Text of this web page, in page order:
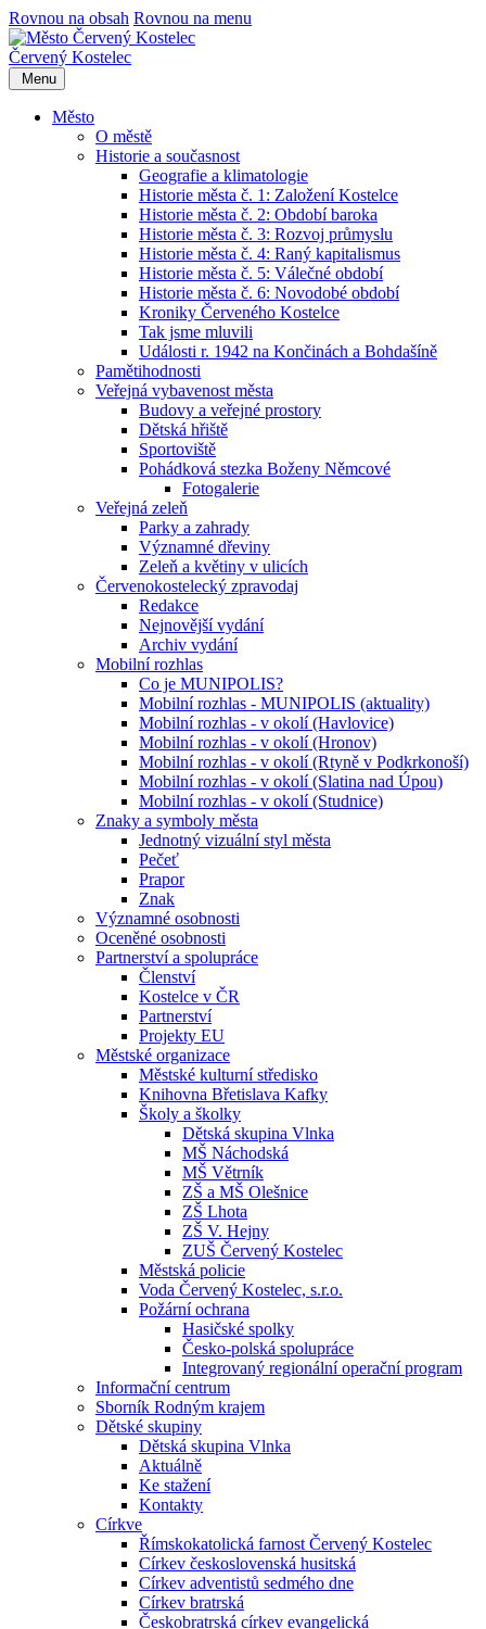
Rovnou na obsah Rovnou na menu
Červený Kostelec
Menu
Město
O městě
Historie a současnost
Geografie a klimatologie
Historie města č. 1: Založení Kostelce
Historie města č. 2: Období baroka
Historie města č. 3: Rozvoj průmyslu
Historie města č. 4: Raný kapitalismus
Historie města č. 5: Válečné období
Historie města č. 6: Novodobé období
Kroniky Červeného Kostelce
Tak jsme mluvili
Události r. 1942 na Končinách a Bohdašíně
Pamětihodnosti
Veřejná vybavenost města
Budovy a veřejné prostory
Dětská hřiště
Sportoviště
Pohádková stezka Boženy Němcové
Fotogalerie
Veřejná zeleň
Parky a zahrady
Významné dřeviny
Zeleň a květiny v ulicích
Červenokostelecký zpravodaj
Redakce
Nejnovější vydání
Archiv vydání
Mobilní rozhlas
Co je MUNIPOLIS?
Mobilní rozhlas - MUNIPOLIS (aktuality)
Mobilní rozhlas - v okolí (Havlovice)
Mobilní rozhlas - v okolí (Hronov)
Mobilní rozhlas - v okolí (Rtyně v Podkrkonoší)
Mobilní rozhlas - v okolí (Slatina nad Úpou)
Mobilní rozhlas - v okolí (Studnice)
Znaky a symboly města
Jednotný vizuální styl města
Pečeť
Prapor
Znak
Významné osobnosti
Oceněné osobnosti
Partnerství a spolupráce
Členství
Kostelce v ČR
Partnerství
Projekty EU
Městské organizace
Městské kulturní středisko
Knihovna Břetislava Kafky
Školy a školky
Dětská skupina Vlnka
MŠ Náchodská
MŠ Větrník
ZŠ a MŠ Olešnice
ZŠ Lhota
ZŠ V. Hejny
ZUŠ Červený Kostelec
Městská policie
Voda Červený Kostelec, s.r.o.
Požární ochrana
Hasičské spolky
Česko-polská spolupráce
Integrovaný regionální operační program
Informační centrum
Sborník Rodným krajem
Dětské skupiny
Dětská skupina Vlnka
Aktuálně
Ke stažení
Kontakty
Církve
Římskokatolická farnost Červený Kostelec
Církev československá husitská
Církev adventistů sedmého dne
Církev bratrská
Českobratrská církev evangelická